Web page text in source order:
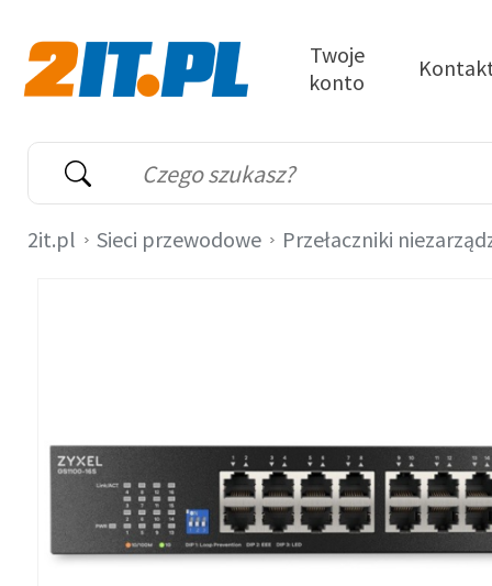
Wyszukiwarka
Słowo kluczowe
Twoje
konto
2it.pl Sieci przewodowe Przełaczniki